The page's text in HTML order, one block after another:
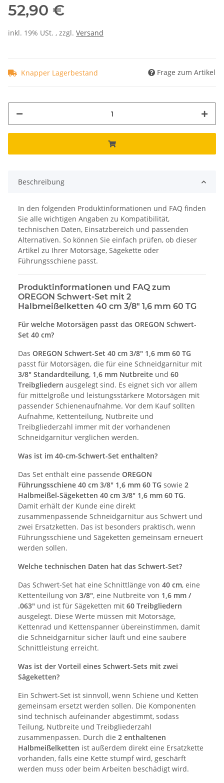
52,90 €
inkl. 19% USt. , zzgl. Versand
Knapper Lagerbestand Frage zum Artikel
Beschreibung
In den folgenden Produktinformationen und FAQ finden
Sie alle wichtigen Angaben zu Kompatibilität,
technischen Daten, Einsatzbereich und passenden
Alternativen. So können Sie einfach prüfen, ob dieser
Artikel zu Ihrer Motorsäge, Sägekette oder
Führungsschiene passt.
Produktinformationen und FAQ zum
OREGON Schwert-Set mit 2
Halbmeißelketten 40 cm 3/8" 1,6 mm 60 TG
Für welche Motorsägen passt das OREGON Schwert-
Set 40 cm?
Das OREGON Schwert-Set 40 cm 3/8" 1,6 mm 60 TG
passt für Motorsägen, die für eine Schneidgarnitur mit
3/8" Standardteilung, 1,6 mm Nutbreite und 60
Treibgliedern ausgelegt sind. Es eignet sich vor allem
für mittelgroße und leistungsstärkere Motorsägen mit
passender Schienenaufnahme. Vor dem Kauf sollten
Aufnahme, Kettenteilung, Nutbreite und
Treibgliederzahl immer mit der vorhandenen
Schneidgarnitur verglichen werden.
Was ist im 40-cm-Schwert-Set enthalten?
Das Set enthält eine passende OREGON
Führungsschiene 40 cm 3/8" 1,6 mm 60 TG sowie 2
Halbmeißel-Sägeketten 40 cm 3/8" 1,6 mm 60 TG.
Damit erhält der Kunde eine direkt
zusammenpassende Schneidgarnitur aus Schwert und
zwei Ersatzketten. Das ist besonders praktisch, wenn
Führungsschiene und Sägeketten gemeinsam erneuert
werden sollen.
Welche technischen Daten hat das Schwert-Set?
Das Schwert-Set hat eine Schnittlänge von 40 cm, eine
Kettenteilung von 3/8", eine Nutbreite von 1,6 mm /
.063" und ist für Sägeketten mit 60 Treibgliedern
ausgelegt. Diese Werte müssen mit Motorsäge,
Kettenrad und Kettenspanner übereinstimmen, damit
die Schneidgarnitur sicher läuft und eine saubere
Schnittleistung erreicht.
Was ist der Vorteil eines Schwert-Sets mit zwei
Sägeketten?
Ein Schwert-Set ist sinnvoll, wenn Schiene und Ketten
gemeinsam ersetzt werden sollen. Die Komponenten
sind technisch aufeinander abgestimmt, sodass
Teilung, Nutbreite und Treibgliederzahl
zusammenpassen. Durch die 2 enthaltenen
Halbmeißelketten ist außerdem direkt eine Ersatzkette
vorhanden, falls eine Kette stumpf wird, geschärft
werden muss oder beim Arbeiten beschädigt wird.